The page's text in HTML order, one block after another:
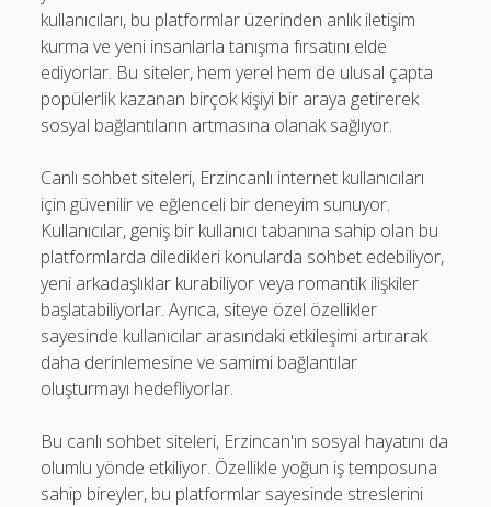
kullanıcıları, bu platformlar üzerinden anlık iletişim
kurma ve yeni insanlarla tanışma fırsatını elde
ediyorlar. Bu siteler, hem yerel hem de ulusal çapta
popülerlik kazanan birçok kişiyi bir araya getirerek
sosyal bağlantıların artmasına olanak sağlıyor.
Canlı sohbet siteleri, Erzincanlı internet kullanıcıları
için güvenilir ve eğlenceli bir deneyim sunuyor.
Kullanıcılar, geniş bir kullanıcı tabanına sahip olan bu
platformlarda diledikleri konularda sohbet edebiliyor,
yeni arkadaşlıklar kurabiliyor veya romantik ilişkiler
başlatabiliyorlar. Ayrıca, siteye özel özellikler
sayesinde kullanıcılar arasındaki etkileşimi artırarak
daha derinlemesine ve samimi bağlantılar
oluşturmayı hedefliyorlar.
Bu canlı sohbet siteleri, Erzincan'ın sosyal hayatını da
olumlu yönde etkiliyor. Özellikle yoğun iş temposuna
sahip bireyler, bu platformlar sayesinde streslerini